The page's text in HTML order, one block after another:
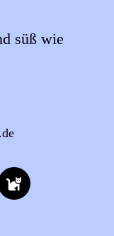
süß wie